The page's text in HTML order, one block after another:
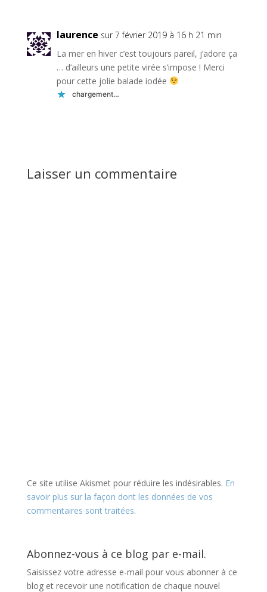
laurence sur 7 février 2019 à 16 h 21 min
La mer en hiver c’est toujours pareil, j’adore ça
… d’ailleurs une petite virée s’impose ! Merci
pour cette jolie balade iodée
chargement…
Laisser un commentaire
Ce site utilise Akismet pour réduire les indésirables. En
savoir plus sur la façon dont les données de vos
commentaires sont traitées.
Abonnez-vous à ce blog par e-mail.
Saisissez votre adresse e-mail pour vous abonner à ce
blog et recevoir une notification de chaque nouvel